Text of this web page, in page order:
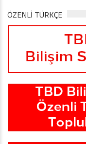
ÖZENLİ TÜRKÇE